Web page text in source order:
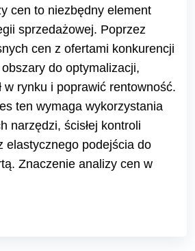
cen to niezbędny element
sprzedażowej. Poprzez
cen z ofertami konkurencji
do optymalizacji,
w rynku i poprawić rentowność.
ten wymaga wykorzystania
narzędzi, ścisłej kontroli
elastycznego podejścia do
Znaczenie analizy cen w